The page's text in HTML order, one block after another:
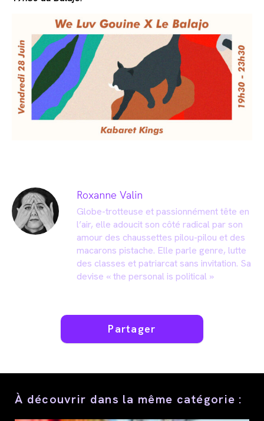
Roxanne Valin
Globe-trotteuse et passionnément tête en
l’air, elle adoucit son côté radical par son
amour des chaussettes pilou-pilou et des
macarons pistache. Elle parle genre, lutte
des classes et patriarcat sans invitation. Sa
devise « the personal is political »
Partager
Partager
À découvrir dans la même catégorie :